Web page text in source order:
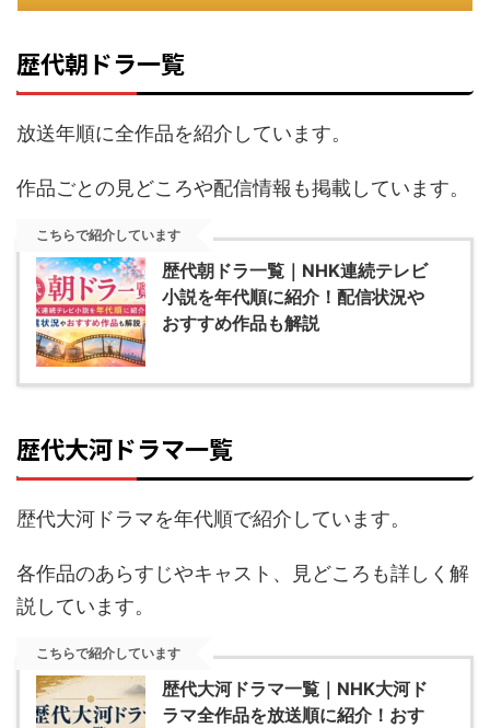
歴代朝ドラ一覧
放送年順に全作品を紹介しています。
作品ごとの見どころや配信情報も掲載しています。
こちらで紹介しています
歴代朝ドラ一覧｜NHK連続テレビ
小説を年代順に紹介！配信状況や
おすすめ作品も解説
歴代大河ドラマ一覧
歴代大河ドラマを年代順で紹介しています。
各作品のあらすじやキャスト、見どころも詳しく解
説しています。
こちらで紹介しています
歴代大河ドラマ一覧｜NHK大河ド
ラマ全作品を放送順に紹介！おす